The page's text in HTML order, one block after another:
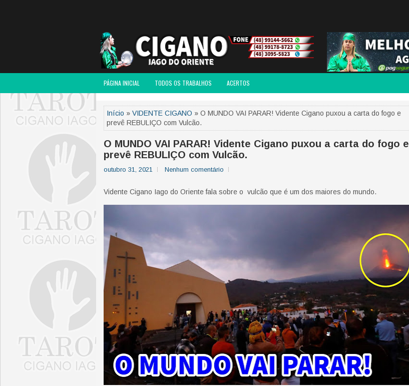
PÁGINA INICIAL TODOS OS TRABALHOS ACERTOS
Início » VIDENTE CIGANO » O MUNDO VAI PARAR! Vidente Cigano puxou a carta do fogo e
prevê REBULIÇO com Vulcão.
O MUNDO VAI PARAR! Vidente Cigano puxou a carta do fogo e
prevê REBULIÇO com Vulcão.
outubro 31, 2021 Nenhum comentário
Vidente Cigano Iago do Oriente fala sobre o vulcão que é um dos maiores do mundo.